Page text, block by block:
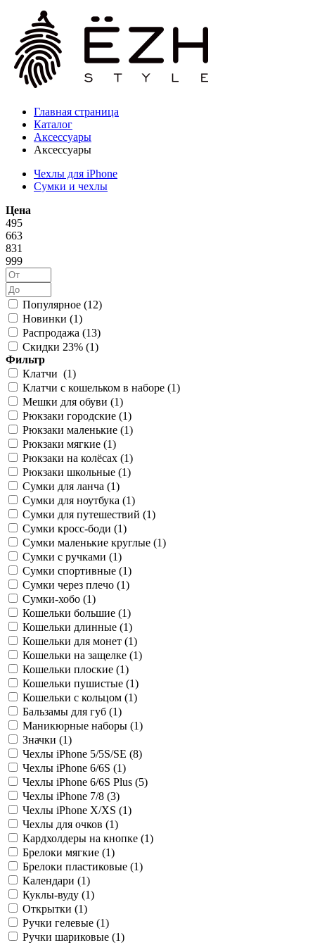
Главная страница
Каталог
Аксессуары
Аксессуары
Чехлы для iPhone
Сумки и чехлы
Цена
495
663
831
999
Популярное (12)
Новинки (1)
Распродажа (13)
Скидки 23% (1)
Фильтр
Клатчи (1)
Клатчи с кошельком в наборе (1)
Мешки для обуви (1)
Рюкзаки городские (1)
Рюкзаки маленькие (1)
Рюкзаки мягкие (1)
Рюкзаки на колёсах (1)
Рюкзаки школьные (1)
Сумки для ланча (1)
Сумки для ноутбука (1)
Сумки для путешествий (1)
Сумки кросс-боди (1)
Сумки маленькие круглые (1)
Сумки с ручками (1)
Сумки спортивные (1)
Сумки через плечо (1)
Сумки-хобо (1)
Кошельки большие (1)
Кошельки длинные (1)
Кошельки для монет (1)
Кошельки на защелке (1)
Кошельки плоские (1)
Кошельки пушистые (1)
Кошельки с кольцом (1)
Бальзамы для губ (1)
Маникюрные наборы (1)
Значки (1)
Чехлы iPhone 5/5S/SE (8)
Чехлы iPhone 6/6S (1)
Чехлы iPhone 6/6S Plus (5)
Чехлы iPhone 7/8 (3)
Чехлы iPhone X/XS (1)
Чехлы для очков (1)
Кардхолдеры на кнопке (1)
Брелоки мягкие (1)
Брелоки пластиковые (1)
Календари (1)
Куклы-вуду (1)
Открытки (1)
Ручки гелевые (1)
Ручки шариковые (1)